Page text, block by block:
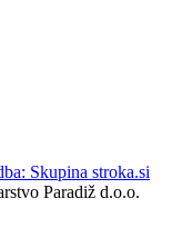
Skupina stroka.si
Paradiž d.o.o.